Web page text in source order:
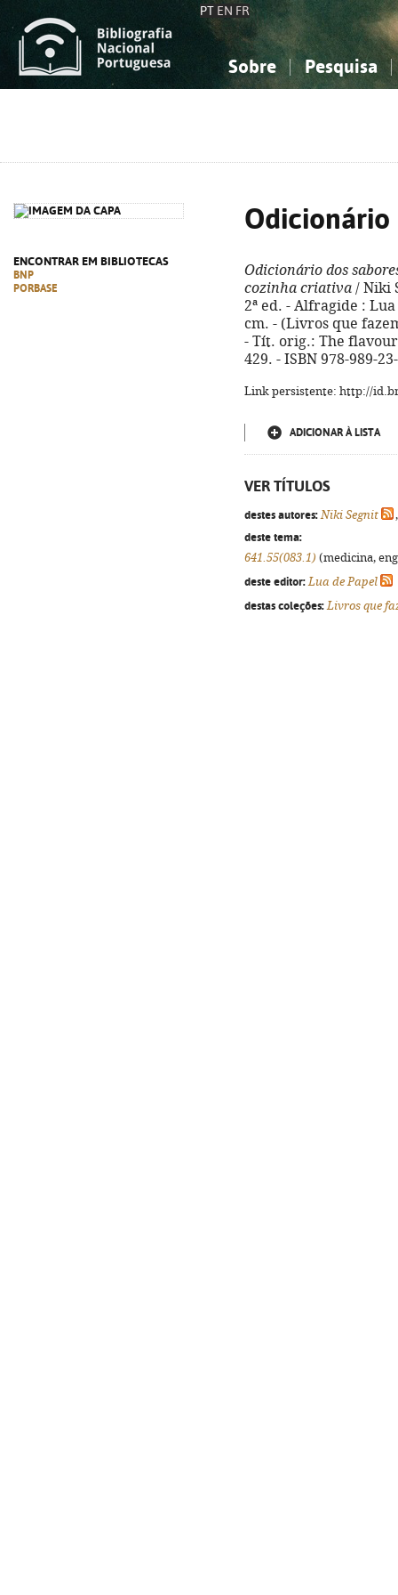
PT EN FR
Sobre Pesquisa
ENCONTRAR EM BIBLIOTECAS
BNP
PORBASE
Odicionário
Odicionário dos
cozinha criativa / Niki
2ª ed. - Alfragide :
cm. - (Livros que
- Tít. orig.: The
429. - ISBN 978-989-
Link persistente: http://
ADICIONAR À LISTA
VER TÍTULOS
destes autores: Niki Segnit
deste tema:
641.55(083.1) (medicina,
deste editor: Lua de Papel
destas coleções: Livros que